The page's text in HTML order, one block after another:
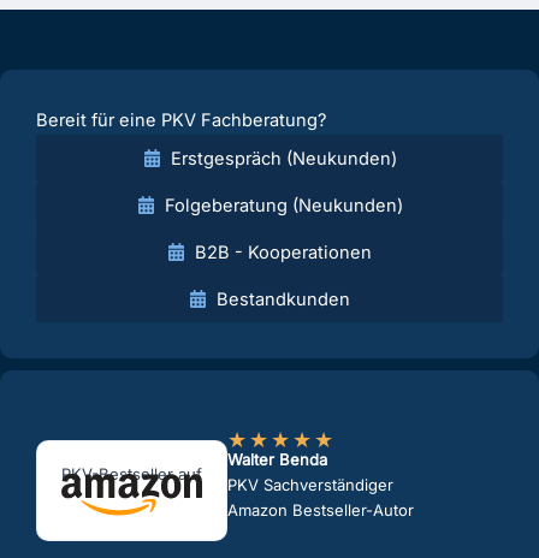
Bereit für eine PKV Fachberatung?
Erstgespräch (Neukunden)
Folgeberatung (Neukunden)
B2B - Kooperationen
Bestandkunden
PKV-Bestseller auf
★★★★★
Walter Benda
PKV Sachverständiger
Amazon Bestseller-Autor